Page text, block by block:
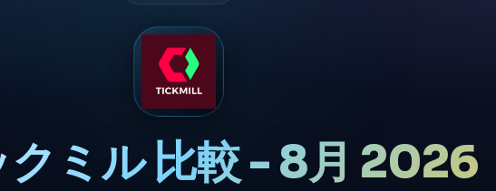
クミル 比較 - 8月 2026